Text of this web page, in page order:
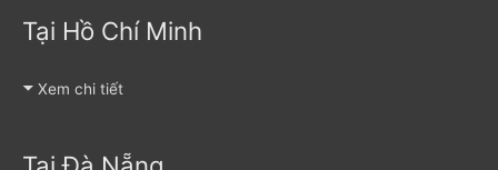
Tại Hồ Chí Minh
Xem chi tiết